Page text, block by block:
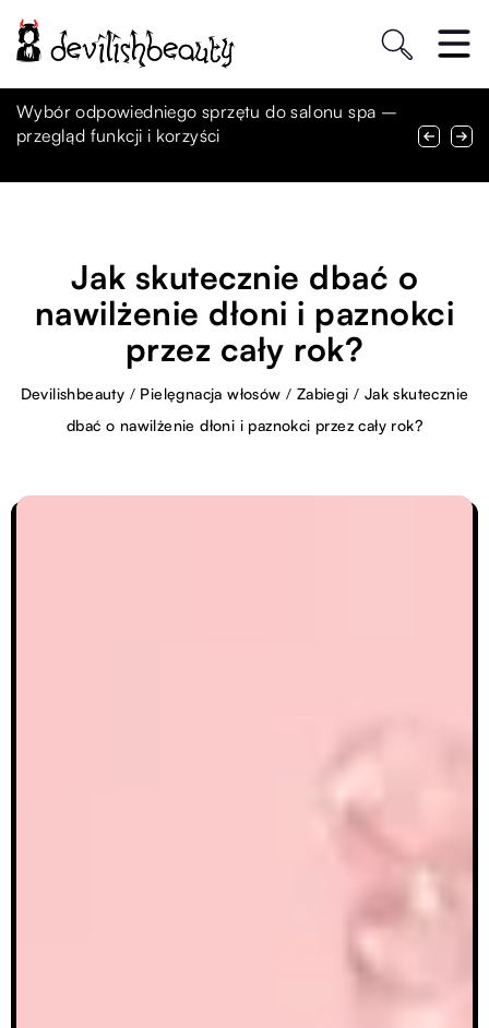
Jak zdecydować się na właściwą sukienkę na
różne okazje, łącząc klasyczny styl z
Wybór odpowiedniego sprzętu do salonu spa –
przegląd funkcji i korzyści
Jak pielęgnować kręcone włosy?
Jak skutecznie dbać o
nawilżenie dłoni i paznokci
przez cały rok?
Devilishbeauty / Pielęgnacja włosów / Zabiegi / Jak skutecznie
dbać o nawilżenie dłoni i paznokci przez cały rok?